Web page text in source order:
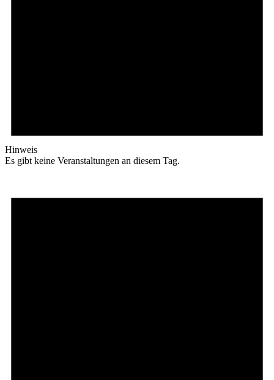
Hinweis
Es gibt keine Veranstaltungen an diesem Tag.